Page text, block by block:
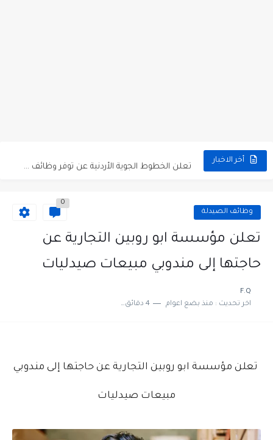
أخر الاخبار
مطلوب عامل نظافة عدد 2 بدوام كامل او جزئي في... وظائف الصيدلة
0
تعلن مؤسسة ابو روبين التجارية عن
حاجتها إلى مندوبي مبيعات صيدليات
F.Q
اخر تحديث : منذ بضع اعوام 4 دقائق للقراءة
تعلن مؤسسة ابو روبين التجارية عن حاجتها إلى مندوبي
مبيعات صيدليات